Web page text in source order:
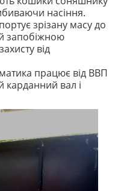
насіння.
зрізану масу до
запобіжною
від
працює від ВВП
карданний вал і